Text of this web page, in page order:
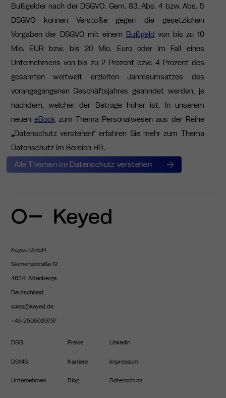
Bußgelder nach der DSGVO. Gem. 83. Abs. 4 bzw. Abs. 5
DSGVO können Verstöße gegen die gesetzlichen
Vorgaben der DSGVO mit einem Bußgeld von bis zu 10
Mio. EUR bzw. bis 20 Mio. Euro oder im Fall eines
Unternehmens von bis zu 2 Prozent bzw. 4 Prozent des
gesamten weltweit erzielten Jahresumsatzes des
vorangegangenen Geschäftsjahres geahndet werden, je
nachdem, welcher der Beträge höher ist. In unserem
neuen eBook zum Thema Personalwesen aus der Reihe
„Datenschutz verstehen“ erfahren Sie mehr zum Thema
Datenschutz im Bereich HR.
Alle Themen im Datenschutz verstehen
Keyed GmbH
Siemensstraße 12
48341 Altenberge
Deutschland
sales@keyed.de
+49 2505639797
DSB
DSMS
Unternehmen
Preise
Karriere
Blog
LinkedIn
Impressum
Datenschutz